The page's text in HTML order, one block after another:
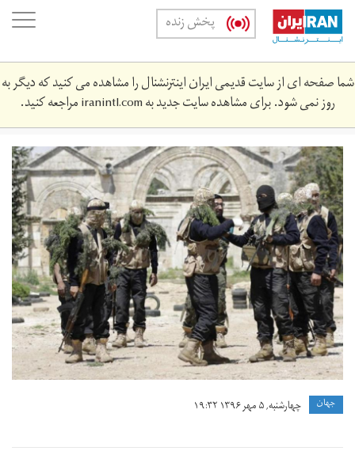
Skip
main
content
پخش زنده
شما صفحه ای از سایت قدیمی ایران اینترنشنال را مشاهده می کنید که دیگر به
روز نمی شود. برای مشاهده سایت جدید بهiranintl.comمراجعه کنید.
7_1.jpg
جهان چهارشنبه, ۵ مهر ۱۳۹۶ ۱۹:۳۲